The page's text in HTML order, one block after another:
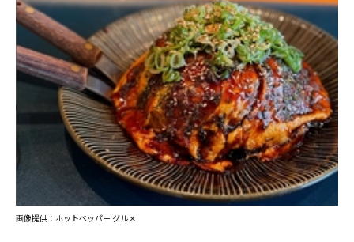
画像提供：ホットペッパー グルメ